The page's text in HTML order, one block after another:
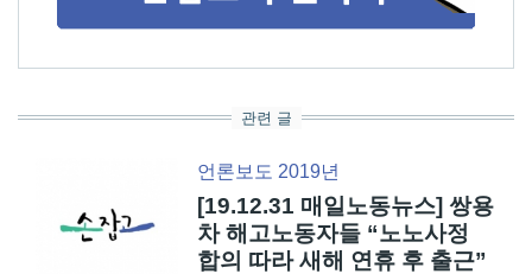
관련 글
언론보도 2019년
[19.12.31 매일노동뉴스] 쌍용
차 해고노동자들 “노노사정
합의 따라 새해 연휴 후 출근”